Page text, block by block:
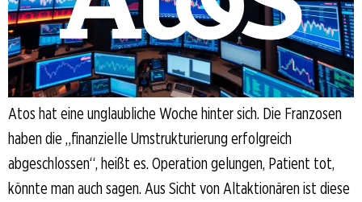
Atos hat eine unglaubliche Woche hinter sich. Die Franzosen
haben die „finanzielle Umstrukturierung erfolgreich
abgeschlossen“, heißt es. Operation gelungen, Patient tot,
könnte man auch sagen. Aus Sicht von Altaktionären ist diese